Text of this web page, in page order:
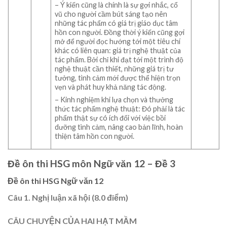
– Ý kiến cũng là chính là sự gợi nhắc, cổ
vũ cho người cầm bút sáng tạo nên
những tác phẩm có giá trị giáo dục tâm
hồn con người. Đồng thời ý kiến cũng gợi
mở để người đọc hướng tới một tiêu chí
khác có liên quan: giá trị nghệ thuật của
tác phẩm. Bởi chỉ khi đạt tới một trình độ
nghệ thuật cần thiết, những giá trị tư
tưởng, tình cảm mới được thể hiện trọn
vẹn và phát huy khả năng tác động.
– Kinh nghiệm khi lựa chọn và thưởng
thức tác phẩm nghệ thuật: Đó phải là tác
phẩm thật sự có ích đối với việc bồi
dưỡng tình cảm, nâng cao bản lĩnh, hoàn
thiện tâm hồn con người.
Đề ôn thi HSG môn Ngữ văn 12 – Đề 3
Đề ôn thi HSG Ngữ văn 12
Câu 1. Nghị luận xã hội (8.0 điểm)
CÂU CHUYỆN CỦA HAI HẠT MẦM